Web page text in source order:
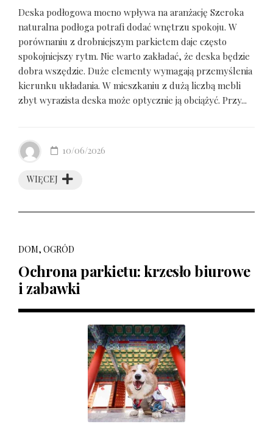
Deska podłogowa mocno wpływa na aranżację Szeroka
naturalna podłoga potrafi dodać wnętrzu spokoju. W
porównaniu z drobniejszym parkietem daje często
spokojniejszy rytm. Nie warto zakładać, że deska będzie
dobra wszędzie. Duże elementy wymagają przemyślenia
kierunku układania. W mieszkaniu z dużą liczbą mebli
zbyt wyrazista deska może optycznie ją obciążyć. Przy...
WIĘCEJ
10/06/2026
DOM, OGRÓD
Ochrona parkietu: krzesło biurowe
i zabawki